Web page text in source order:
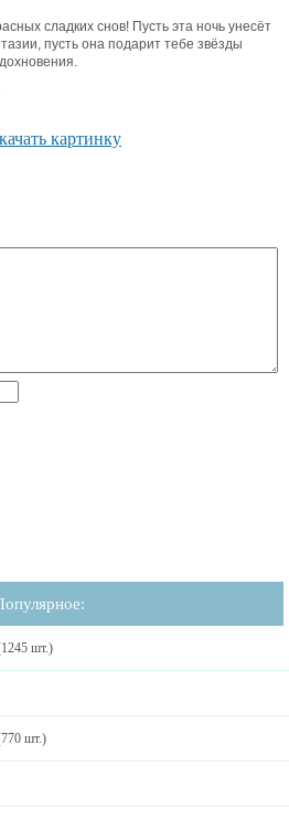
сладких снов! Пусть эта ночь унесёт
пусть она подарит тебе звёзды
картинку
шт.)
шт.)